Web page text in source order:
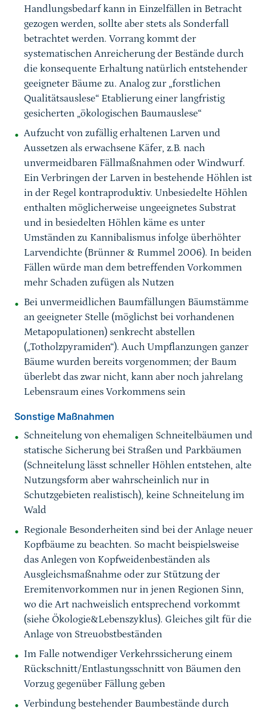
Handlungsbedarf kann in Einzelfällen in Betracht
gezogen werden, sollte aber stets als Sonderfall
betrachtet werden. Vorrang kommt der
systematischen Anreicherung der Bestände durch
die konsequente Erhaltung natürlich entstehender
geeigneter Bäume zu. Analog zur „forstlichen
Qualitätsauslese“ Etablierung einer langfristig
gesicherten „ökologischen Baumauslese“
Aufzucht von zufällig erhaltenen Larven und
Aussetzen als erwachsene Käfer, z.B. nach
unvermeidbaren Fällmaßnahmen oder Windwurf.
Ein Verbringen der Larven in bestehende Höhlen ist
in der Regel kontraproduktiv. Unbesiedelte Höhlen
enthalten möglicherweise ungeeignetes Substrat
und in besiedelten Höhlen käme es unter
Umständen zu Kannibalismus infolge überhöhter
Larvendichte (Brünner & Rummel 2006). In beiden
Fällen würde man dem betreffenden Vorkommen
mehr Schaden zufügen als Nutzen
Bei unvermeidlichen Baumfällungen Bäumstämme
an geeigneter Stelle (möglichst bei vorhandenen
Metapopulationen) senkrecht abstellen
(„Totholzpyramiden“). Auch Umpflanzungen ganzer
Bäume wurden bereits vorgenommen; der Baum
überlebt das zwar nicht, kann aber noch jahrelang
Lebensraum eines Vorkommens sein
Sonstige Maßnahmen
Schneitelung von ehemaligen Schneitelbäumen und
statische Sicherung bei Straßen und Parkbäumen
(Schneitelung lässt schneller Höhlen entstehen, alte
Nutzungsform aber wahrscheinlich nur in
Schutzgebieten realistisch), keine Schneitelung im
Wald
Regionale Besonderheiten sind bei der Anlage neuer
Kopfbäume zu beachten. So macht beispielsweise
das Anlegen von Kopfweidenbeständen als
Ausgleichsmaßnahme oder zur Stützung der
Eremitenvorkommen nur in jenen Regionen Sinn,
wo die Art nachweislich entsprechend vorkommt
(siehe Ökologie&Lebenszyklus). Gleiches gilt für die
Anlage von Streuobstbeständen
Im Falle notwendiger Verkehrssicherung einem
Rückschnitt/Entlastungsschnitt von Bäumen den
Vorzug gegenüber Fällung geben
Verbindung bestehender Baumbestände durch